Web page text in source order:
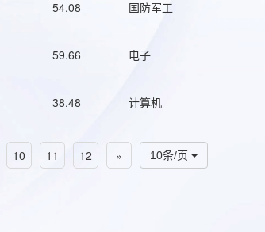
54.08 国防军工
59.66 电子
38.48 计算机
10条/页
10 11 12 »